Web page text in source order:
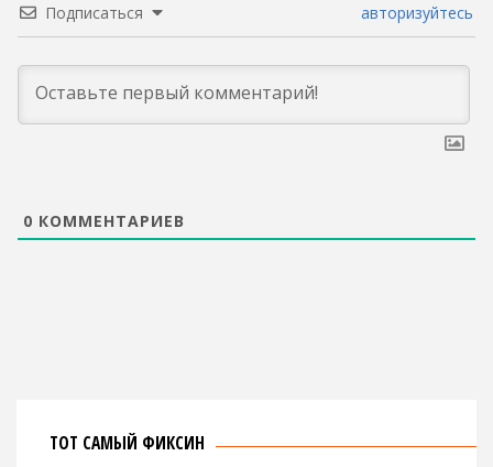
Подписаться авторизуйтесь
0 КОММЕНТАРИЕВ
ТОТ САМЫЙ ФИКСИН